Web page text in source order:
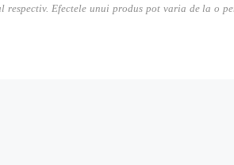
Efectele unui produs pot varia de la o